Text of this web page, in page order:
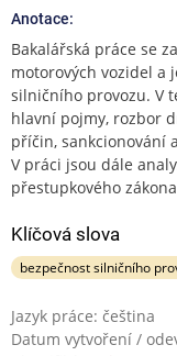
Anotace:
Bakalářská práce se
motorových vozidel a
silničního provozu. V
hlavní pojmy, rozbor
příčin, sankcionování
V práci jsou dále
přestupkového
Klíčová slova
bezpečnost silničního
Jazyk práce: čeština
Datum vytvoření /